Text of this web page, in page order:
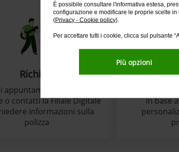
È possibile consultare l'informativa estesa,
configurazione e modificare le proprie scelte
(Privacy - Cookie policy).
Per accettare tutti i cookie, clicca sul pulsante
Più opzioni
Richiedi
appuntamento con il tuo
o contatti la Filiale Digitale
informazioni sulla
polizza
2
in base